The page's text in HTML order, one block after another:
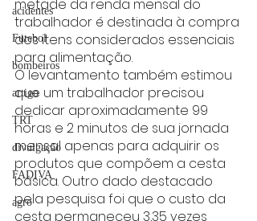
acidentes
Futebol
bombeiros
artigo
TRT
divulgação
FADIVA
agro
metade da renda mensal do
trabalhador é destinada à compra
dos itens considerados essenciais
para alimentação.
O levantamento também estimou
que um trabalhador precisou
dedicar aproximadamente 99
horas e 2 minutos de sua jornada
mensal apenas para adquirir os
produtos que compõem a cesta
básica. Outro dado destacado
pela pesquisa foi que o custo da
cesta permaneceu 3,35 vezes